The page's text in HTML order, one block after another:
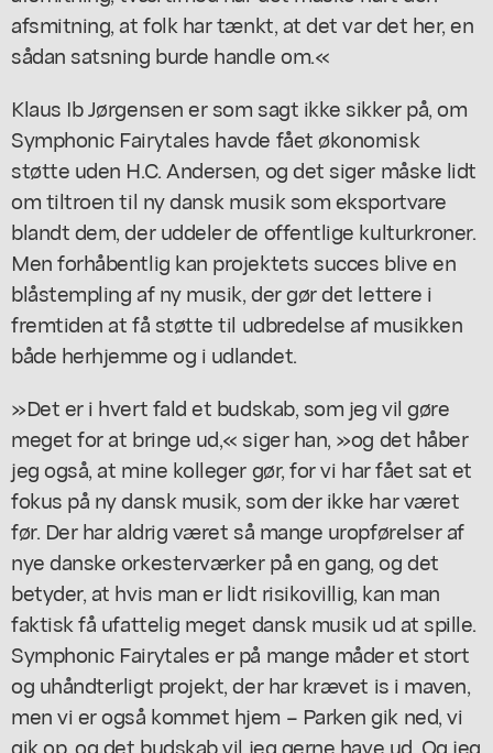
afsmitning, at folk har tænkt, at det var det her, en
sådan satsning burde handle om.«
Klaus Ib Jørgensen er som sagt ikke sikker på, om
Symphonic Fairytales havde fået økonomisk
støtte uden H.C. Andersen, og det siger måske lidt
om tiltroen til ny dansk musik som eksportvare
blandt dem, der uddeler de offentlige kulturkroner.
Men forhåbentlig kan projektets succes blive en
blåstempling af ny musik, der gør det lettere i
fremtiden at få støtte til udbredelse af musikken
både herhjemme og i udlandet.
»Det er i hvert fald et budskab, som jeg vil gøre
meget for at bringe ud,« siger han, »og det håber
jeg også, at mine kolleger gør, for vi har fået sat et
fokus på ny dansk musik, som der ikke har været
før. Der har aldrig været så mange uropførelser af
nye danske orkesterværker på en gang, og det
betyder, at hvis man er lidt risikovillig, kan man
faktisk få ufattelig meget dansk musik ud at spille.
Symphonic Fairytales er på mange måder et stort
og uhåndterligt projekt, der har krævet is i maven,
men vi er også kommet hjem – Parken gik ned, vi
gik op, og det budskab vil jeg gerne have ud. Og jeg